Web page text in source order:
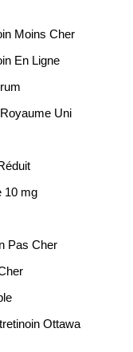
Moins Cher
En Ligne
Uni
10 mg
Pas Cher
Ottawa